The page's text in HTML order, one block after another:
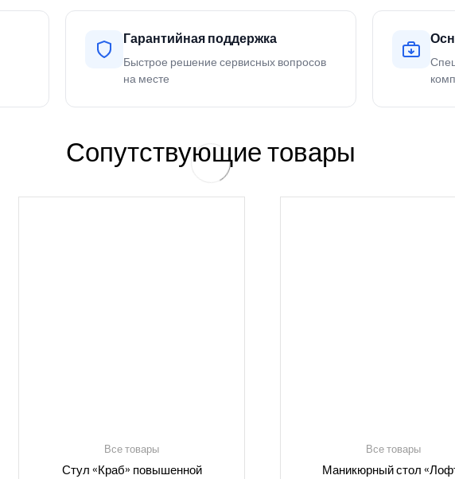
Гарантийная поддержка
Быстрое решение сервисных вопросов
на месте
Сопутствующие товары
Все товары
Стул «Краб» повышенной
Все товары
Маникюрный стол